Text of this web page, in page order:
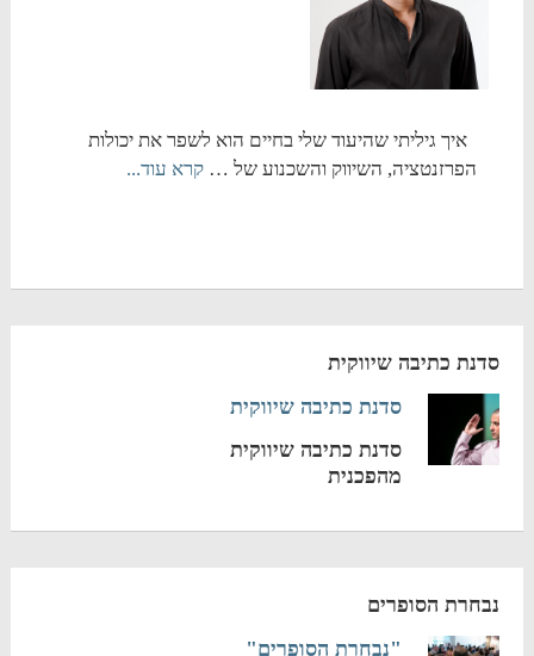
איך גיליתי שהיעוד שלי בחיים הוא לשפר את יכולות
הפרזנטציה, השיווק והשכנוע של … קרא עוד...
סדנת כתיבה שיווקית
סדנת כתיבה שיווקית
סדנת כתיבה שיווקית
מהפכנית
נבחרת הסופרים
"נבחרת הסופרים"